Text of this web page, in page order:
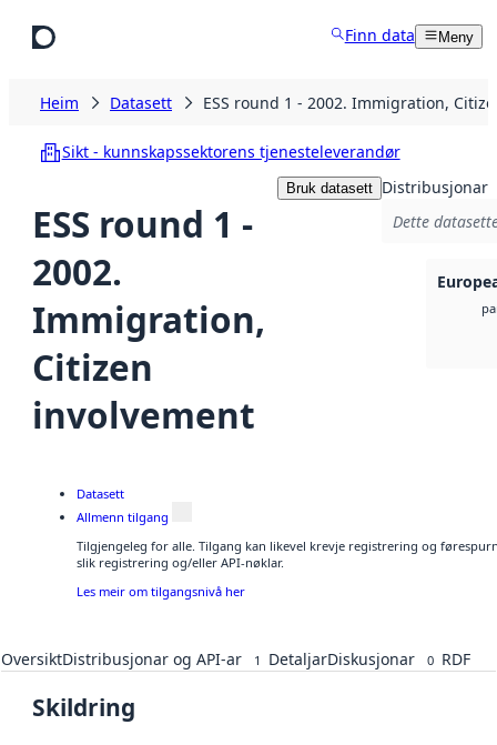
Finn data Meny
Heim Datasett ESS round 1 - 2002. Immigration,
Sikt - kunnskapssektorens tjenesteleverandør
ESS round 1 -
2002.
Immigration,
Citizen
involvement
Bruk datasett Distribusjonar
Dette
Datasett
Allmenn tilgang
Tilgjengeleg for alle. Tilgang kan likevel krevje registrering og
slik registrering og/eller API-nøklar.
Les meir om tilgangsnivå her
OversiktDistribusjonar og API-ar 1 DetaljarDiskusjonar 0 RDF
Skildring